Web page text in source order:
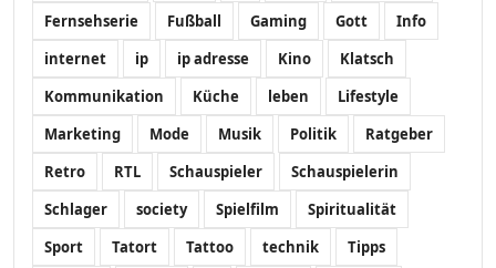
Fernsehserie
Fußball Gaming Gott
Info
internet
ip ip adresse Kino
Klatsch
Kommunikation
Küche leben
Lifestyle
Marketing
Mode Musik Politik
Ratgeber
Retro
RTL Schauspieler
Schauspielerin
Schlager
society Spielfilm
Spiritualität
Sport
Tatort Tattoo technik
Tipps